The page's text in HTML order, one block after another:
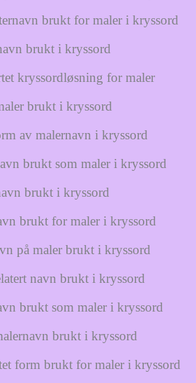
brukt for maler i kryssord
brukt i kryssord
kryssordløsning for maler
brukt i kryssord
av malernavn i kryssord
brukt som maler i kryssord
brukt i kryssord
brukt for maler i kryssord
på maler brukt i kryssord
navn brukt i kryssord
brukt som maler i kryssord
brukt i kryssord
form brukt for maler i kryssord